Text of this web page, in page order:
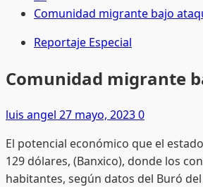
Comunidad migrante bajo
Reportaje Especial
Comunidad migrante
luis angel 27 mayo, 20230
El potencial económico que el
129 dólares, (Banxico), donde los
habitantes, según datos del Buró